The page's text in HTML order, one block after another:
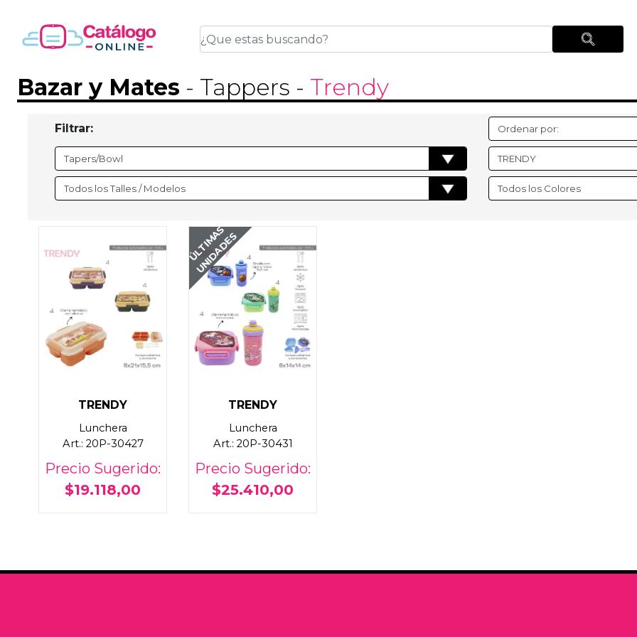
Bazar y Mates - Tappers - Trendy
Filtrar:
TRENDY
Lunchera
Art.: 20P-30427
Precio Sugerido:
$19.118,00
ÚLTIMAS
UNIDADES
TRENDY
Lunchera
Art.: 20P-30431
Precio Sugerido:
$25.410,00